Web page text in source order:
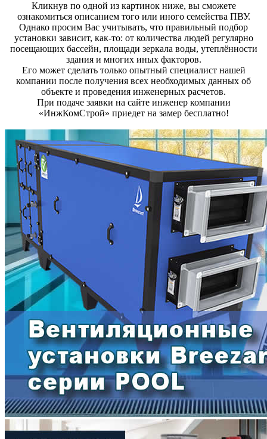
Кликнув по одной из картинок ниже, вы сможете
ознакомиться описанием того или иного семейства ПВУ.
Однако просим Вас учитывать, что правильный подбор
установки зависит, как-то: от количества людей регулярно
посещающих бассейн, площади зеркала воды, утеплённости
здания и многих иных факторов.
Его может сделать только опытный специалист нашей
компании после получения всех необходимых данных об
объекте и проведения инженерных расчетов.
При подаче заявки на сайте инженер компании
«ИнжКомСтрой» приедет на замер бесплатно!